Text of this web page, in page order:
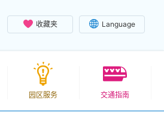
收藏夹 Language
园区服务 交通指南